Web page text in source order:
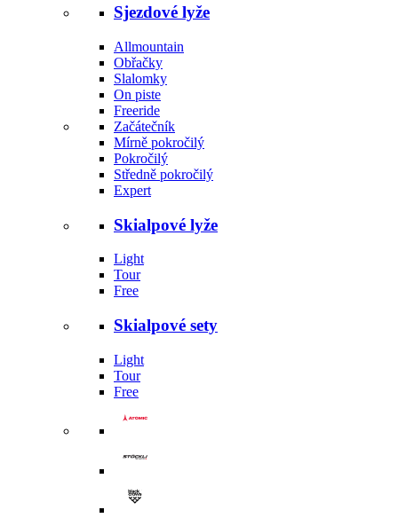
Sjezdové lyže
Allmountain
Obřačky
Slalomky
On piste
Freeride
Začátečník
Mírně pokročilý
Pokročilý
Středně pokročilý
Expert
Skialpové lyže
Light
Tour
Free
Skialpové sety
Light
Tour
Free